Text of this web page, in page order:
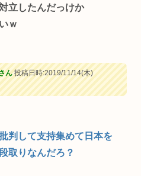
立したんだっけか
ｗ
ん投稿日時:2019/11/14(木)
判して支持集めて日本を
取りなんだろ？